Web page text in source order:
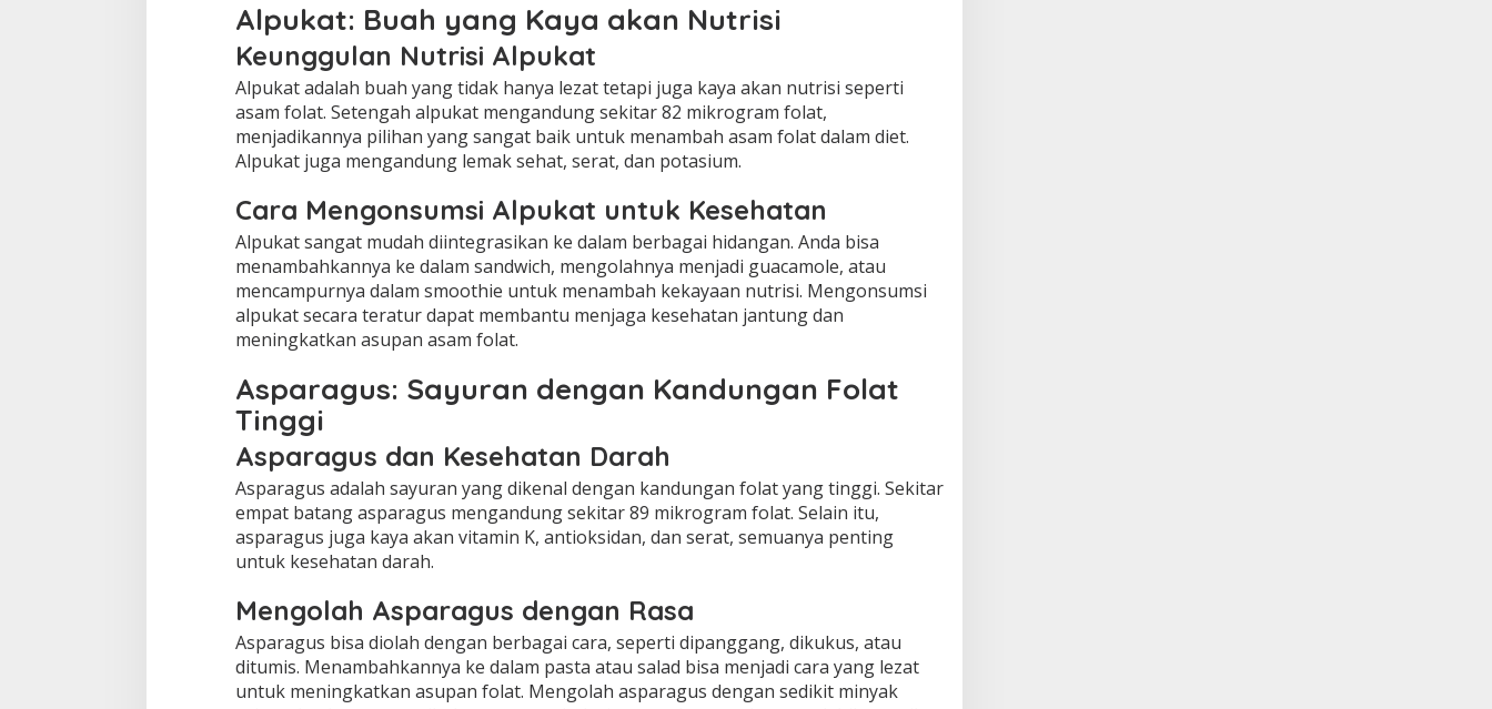
Alpukat: Buah yang Kaya akan Nutrisi
Keunggulan Nutrisi Alpukat
Alpukat adalah buah yang tidak hanya lezat tetapi juga kaya akan nutrisi seperti
asam folat. Setengah alpukat mengandung sekitar 82 mikrogram folat,
menjadikannya pilihan yang sangat baik untuk menambah asam folat dalam diet.
Alpukat juga mengandung lemak sehat, serat, dan potasium.
Cara Mengonsumsi Alpukat untuk Kesehatan
Alpukat sangat mudah diintegrasikan ke dalam berbagai hidangan. Anda bisa
menambahkannya ke dalam sandwich, mengolahnya menjadi guacamole, atau
mencampurnya dalam smoothie untuk menambah kekayaan nutrisi. Mengonsumsi
alpukat secara teratur dapat membantu menjaga kesehatan jantung dan
meningkatkan asupan asam folat.
Asparagus: Sayuran dengan Kandungan Folat
Tinggi
Asparagus dan Kesehatan Darah
Asparagus adalah sayuran yang dikenal dengan kandungan folat yang tinggi. Sekitar
empat batang asparagus mengandung sekitar 89 mikrogram folat. Selain itu,
asparagus juga kaya akan vitamin K, antioksidan, dan serat, semuanya penting
untuk kesehatan darah.
Mengolah Asparagus dengan Rasa
Asparagus bisa diolah dengan berbagai cara, seperti dipanggang, dikukus, atau
ditumis. Menambahkannya ke dalam pasta atau salad bisa menjadi cara yang lezat
untuk meningkatkan asupan folat. Mengolah asparagus dengan sedikit minyak